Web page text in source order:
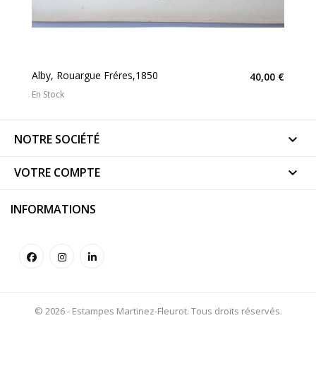
Alby, Rouargue Fréres,1850 40,00 €
En Stock
NOTRE SOCIÉTÉ 
VOTRE COMPTE 
INFORMATIONS
© 2026 - Estampes Martinez-Fleurot. Tous droits réservés.